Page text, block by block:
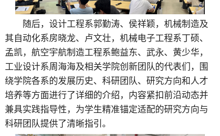
随后，设计工程系郭勤涛、侯祥颖，机械制造及
其自动化系房晓龙、卢文壮，机械电子工程系丁硕、
孟凯，航空宇航制造工程系鲍益东、武永、黄少华，
工业设计系周海海及相关学院创新团队的代表们，围
绕学院各系的发展历史、科研团队、研究方向和人才
培养等方面进行了详细的介绍，内容紧扣前沿动态并
兼具实践指导性，为学生精准锚定适配的研究方向与
科研团队提供了清晰指引。